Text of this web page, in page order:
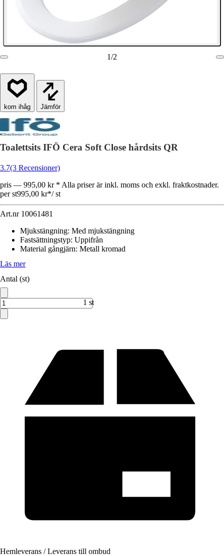
1/2
Jämför
Toalettsits IFÖ Cera Soft Close hårdsits QR
3.7(3 Recensioner)
pris — 995,00 kr * Alla priser är inkl. moms och exkl. fraktkostnader.
per st995,00 kr*/ st
Art.nr 10061481
Mjukstängning: Med mjukstängning
Fastsättningstyp: Uppifrån
Material gångjärn: Metall kromad
Läs mer
Antal (st)
1 st
Hemleverans / Leverans till ombud